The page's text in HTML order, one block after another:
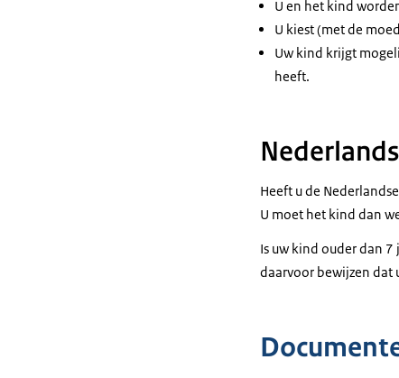
U en het kind
U kiest (met de
Uw kind krijgt
heeft.
Heeft u de
U moet het kind dan
Is uw kind ouder dan
daarvoor bewijzen dat